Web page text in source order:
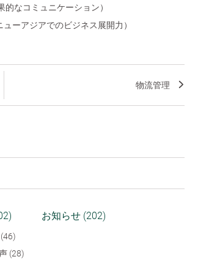
なコミュニケーション）
ーアジアでのビジネス展開力）
物流管理
(28)
お知らせ (202)